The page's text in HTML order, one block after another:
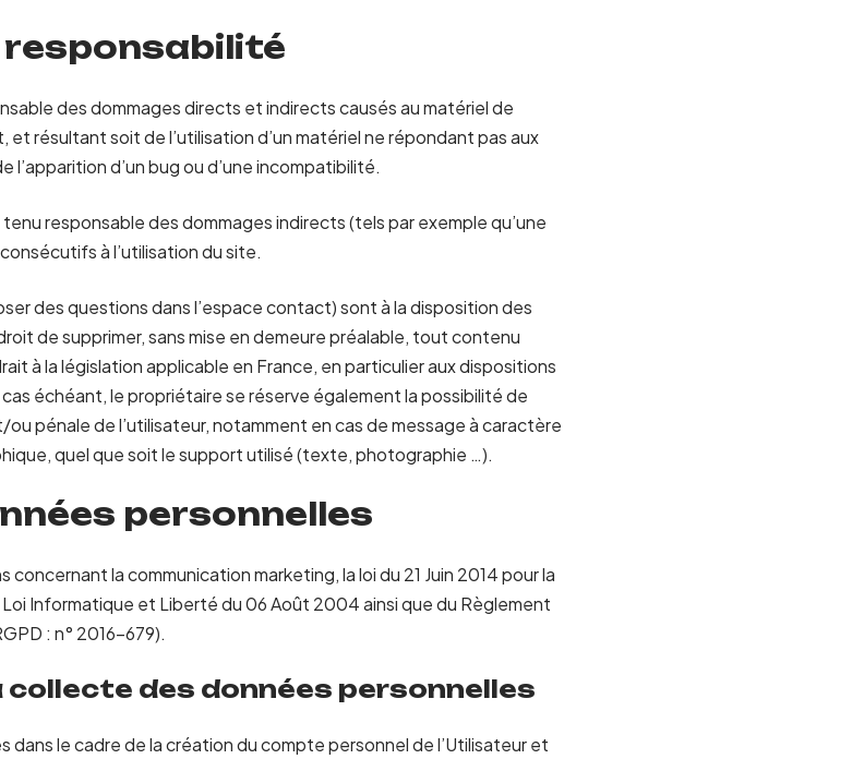
des dommages directs et indirects causés au matériel de
et résultant soit de l’utilisation d’un matériel ne répondant pas aux
d’un bug ou d’une incompatibilité.
responsable des dommages indirects (tels par exemple qu’une
à l’utilisation du site.
des questions dans l’espace contact) sont à la disposition des
de supprimer, sans mise en demeure préalable, tout contenu
à la législation applicable en France, en particulier aux dispositions
échéant, le propriétaire se réserve également la possibilité de
pénale de l’utilisateur, notamment en cas de message à caractère
quel que soit le support utilisé (texte, photographie …).
personnelles
la communication marketing, la loi du 21 Juin 2014 pour la
Loi Informatique et Liberté du 06 Août 2004 ainsi que du Règlement
: n° 2016-679).
collecte des données personnelles
dans le cadre de la création du compte personnel de l’Utilisateur et